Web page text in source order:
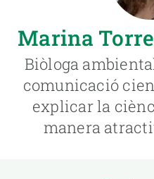
Marina
Biòloga
comunicació
explicar la
manera
CIÈNCIA EN ACCIÓ
UNEIX-TE A NOSALTRES
PARTICIPA
NOTÍCIES I AGENDA